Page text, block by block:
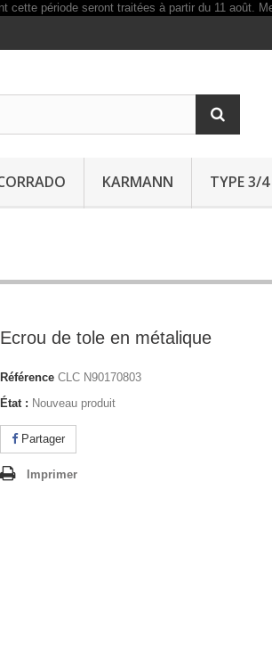
KARMANN TYPE 3/4
Ecrou de tole en métalique
Référence CLC N90170803
État : Nouveau produit
Partager
Imprimer